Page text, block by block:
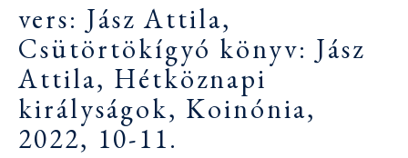
vers: Jász Attila,
Csütörtökígyó könyv: Jász
Attila, Hétköznapi
királyságok, Koinónia,
2022, 10-11.